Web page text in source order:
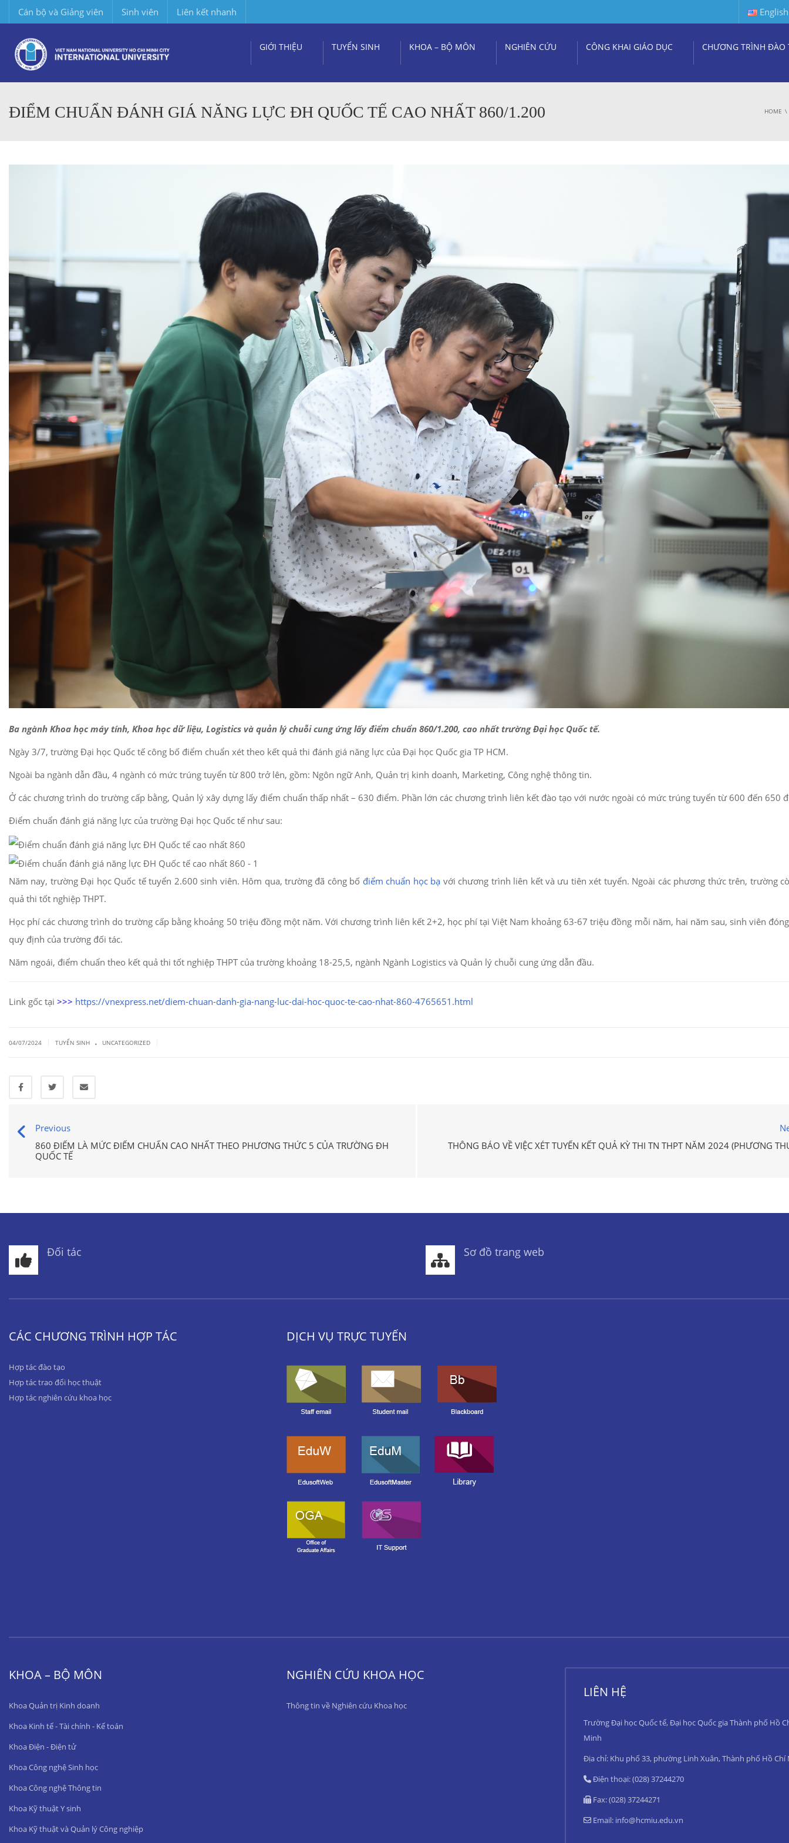
Cán bộ và Giảng viên Sinh viên Liên kết nhanh English
GIỚI THIỆU TUYỂN SINH KHOA – BỘ MÔN NGHIÊN CỨU CÔNG KHAI GIÁO DỤC CHƯƠNG TRÌNH ĐÀO
ĐIỂM CHUẨN ĐÁNH GIÁ NĂNG LỰC ĐH QUỐC TẾ CAO NHẤT 860/1.200 HOME
Ba ngành Khoa học máy tính, Khoa học dữ liệu, Logistics và quản lý chuỗi cung ứng lấy điểm chuẩn 860/1.200, cao nhất trường Đại học Quốc tế.
Ngày 3/7, trường Đại học Quốc tế công bố điểm chuẩn xét theo kết quả thi đánh giá năng lực của Đại học Quốc gia TP HCM.
Ngoài ba ngành dẫn đầu, 4 ngành có mức trúng tuyển từ 800 trở lên, gồm: Ngôn ngữ Anh, Quản trị kinh doanh, Marketing, Công nghệ thông tin.
Ở các chương trình do trường cấp bằng, Quản lý xây dựng lấy điểm chuẩn thấp nhất – 630 điểm. Phần lớn các chương trình liên kết đào tạo với nước ngoài có mức trúng tuyển từ 600 đến 650
Điểm chuẩn đánh giá năng lực của trường Đại học Quốc tế như sau:
Năm nay, trường Đại học Quốc tế tuyển 2.600 sinh viên. Hôm qua, trường đã công bố điểm chuẩn học bạ với chương trình liên kết và ưu tiên xét tuyển. Ngoài các phương thức trên, trường
quả thi tốt nghiệp THPT.
Học phí các chương trình do trường cấp bằng khoảng 50 triệu đồng một năm. Với chương trình liên kết 2+2, học phí tại Việt Nam khoảng 63-67 triệu đồng mỗi năm, hai năm sau, sinh viên
quy định của trường đối tác.
Năm ngoái, điểm chuẩn theo kết quả thi tốt nghiệp THPT của trường khoảng 18-25,5, ngành Ngành Logistics và Quản lý chuỗi cung ứng dẫn đầu.
Link gốc tại >>> https://vnexpress.net/diem-chuan-danh-gia-nang-luc-dai-hoc-quoc-te-cao-nhat-860-4765651.html
04/07/2024 TUYỂN SINH . UNCATEGORIZED
Previous
860 ĐIỂM LÀ MỨC ĐIỂM CHUẨN CAO NHẤT THEO PHƯƠNG THỨC 5 CỦA TRƯỜNG ĐH
QUỐC TẾ
THÔNG BÁO VỀ VIỆC XÉT TUYỂN KẾT QUẢ KỲ THI TN THPT NĂM 2024 (PHƯƠNG
Đối tác Sơ đồ trang web
CÁC CHƯƠNG TRÌNH HỢP TÁC
Hợp tác đào tạo
Hợp tác trao đổi học thuật
Hợp tác nghiên cứu khoa học
DỊCH VỤ TRỰC TUYẾN
KHOA – BỘ MÔN
Khoa Quản trị Kinh doanh
Khoa Kinh tế - Tài chính - Kế toán
Khoa Điện - Điện tử
Khoa Công nghệ Sinh học
Khoa Công nghệ Thông tin
Khoa Kỹ thuật Y sinh
Khoa Kỹ thuật và Quản lý Công nghiệp
NGHIÊN CỨU KHOA HỌC
Thông tin về Nghiên cứu Khoa học
LIÊN HỆ
Trường Đại học Quốc tế, Đại học Quốc gia Thành phố Hồ
Minh
Địa chỉ: Khu phố 33, phường Linh Xuân, Thành phố Hồ Chí
Điện thoại: (028) 37244270
Fax: (028) 37244271
Email: info@hcmiu.edu.vn